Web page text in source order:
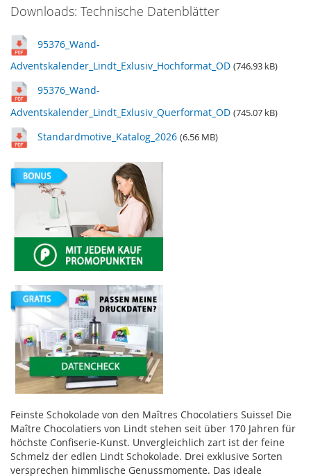
Downloads: Technische Datenblätter
95376_Wand-
Adventskalender_Lindt_Exlusiv_Hochformat_OD (746.93 kB)
95376_Wand-
Adventskalender_Lindt_Exlusiv_Querformat_OD (745.07 kB)
Standardmotive_Katalog_2026 (6.56 MB)
Feinste Schokolade von den Maîtres Chocolatiers Suisse! Die
Maître Chocolatiers von Lindt stehen seit über 170 Jahren für
höchste Confiserie-Kunst. Unvergleichlich zart ist der feine
Schmelz der edlen Lindt Schokolade. Drei exklusive Sorten
versprechen himmlische Genussmomente. Das ideale